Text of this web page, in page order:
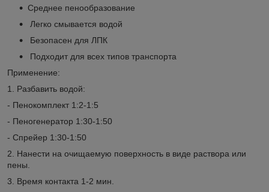
Среднее пенообразование
Легко смывается водой
Безопасен для ЛПК
Подходит для всех типов транспорта
Применение:
1. Разбавить водой:
- Пенокомплект 1:2-1:5
- Пеногенератор 1:30-1:50
- Спрейер 1:30-1:50
2. Нанести на очищаемую поверхность в виде раствора или
пены.
3. Время контакта 1-2 мин.